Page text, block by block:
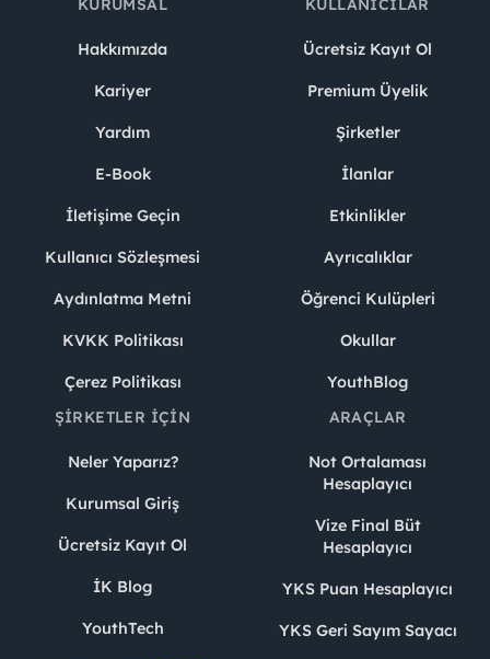
KURUMSAL
Hakkımızda
Kariyer
Yardım
E-Book
İletişime Geçin
Kullanıcı Sözleşmesi
Aydınlatma Metni
KVKK Politikası
Çerez Politikası
KULLANICILAR
Ücretsiz Kayıt Ol
Premium Üyelik
Şirketler
İlanlar
Etkinlikler
Ayrıcalıklar
Öğrenci Kulüpleri
Okullar
YouthBlog
ŞIRKETLER İÇIN
Neler Yaparız?
Kurumsal Giriş
Ücretsiz Kayıt Ol
İK Blog
YouthTech
ARAÇLAR
Not Ortalaması
Hesaplayıcı
Vize Final Büt
Hesaplayıcı
YKS Puan Hesaplayıcı
YKS Geri Sayım Sayacı